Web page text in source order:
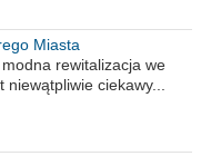
Miasta
rewitalizacja we
niewątpliwie ciekawy...